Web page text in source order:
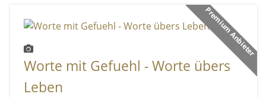
Premium Anbieter
Worte mit Gefuehl - Worte übers
Leben